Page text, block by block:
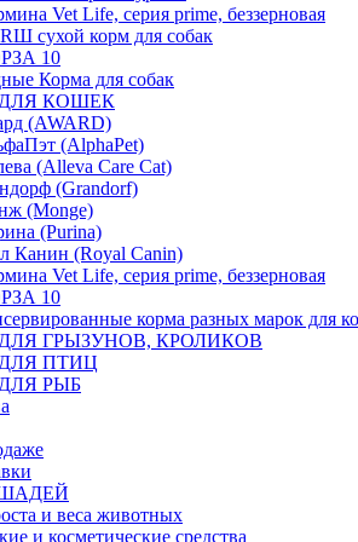
Vet Life, серия prime, беззерновая
сухой корм для собак
10
Корма для собак
КОШЕК
(AWARD)
(AlphaPet)
(Alleva Care Cat)
(Grandorf)
(Monge)
(Purina)
Канин (Royal Canin)
Vet Life, серия prime, беззерновая
10
корма разных марок для
ГРЫЗУНОВ, КРОЛИКОВ
ПТИЦ
РЫБ
и веса животных
и косметические средства